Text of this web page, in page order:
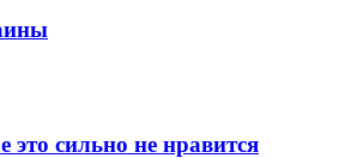
сильно не нравится